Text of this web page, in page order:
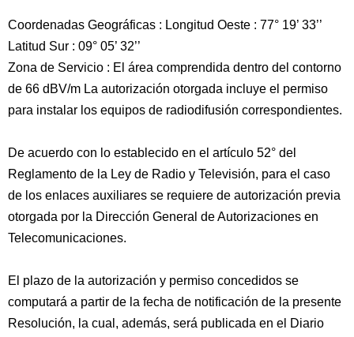
Coordenadas Geográficas : Longitud Oeste : 77° 19’ 33’’
Latitud Sur : 09° 05’ 32’’
Zona de Servicio : El área comprendida dentro del contorno
de 66 dBV/m La autorización otorgada incluye el permiso
para instalar los equipos de radiodifusión correspondientes.
De acuerdo con lo establecido en el artículo 52° del
Reglamento de la Ley de Radio y Televisión, para el caso
de los enlaces auxiliares se requiere de autorización previa
otorgada por la Dirección General de Autorizaciones en
Telecomunicaciones.
El plazo de la autorización y permiso concedidos se
computará a partir de la fecha de notificación de la presente
Resolución, la cual, además, será publicada en el Diario